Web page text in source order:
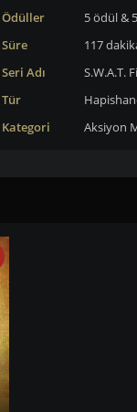
Ödüller
5 ödül &
Süre
117
Seri Adı
S.W.A.T.
Tür
Kategori
Aksiyon